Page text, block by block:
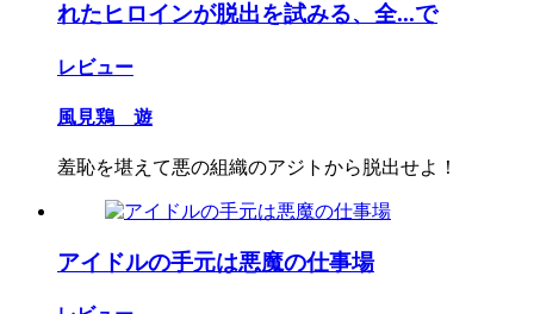
れたヒロインが脱出を試みる、全...で
レビュー
風見鶏 遊
羞恥を堪えて悪の組織のアジトから脱出せよ！
アイドルの手元は悪魔の仕事場